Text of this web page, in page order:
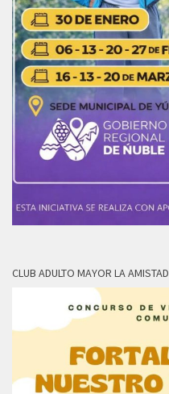
CLUB ADULTO MAYOR LA AMISTAD